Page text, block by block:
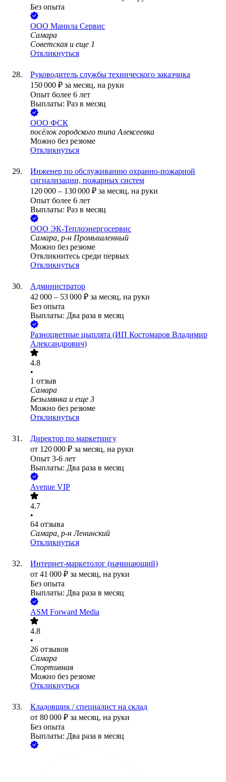
Без опыта
ООО Манила Сервис
Самара
Советская и еще 1
Откликнуться
Руководитель службы технического заказчика
150 000 ₽ за месяц, на руки
Опыт более 6 лет
Выплаты: Раз в месяц
ООО ФСК
посёлок городского типа Алексеевка
Можно без резюме
Откликнуться
Инженер по обслуживанию охранно-пожарной
сигнализации, пожарных систем
120 000 – 130 000 ₽ за месяц, на руки
Опыт более 6 лет
Выплаты: Раз в месяц
ООО ЭК-Теплоэнергосервис
Самара, р-н Промышленный
Можно без резюме
Откликнитесь среди первых
Откликнуться
Администратор
42 000 – 53 000 ₽ за месяц, на руки
Без опыта
Выплаты: Два раза в месяц
Разноцветные цыплята (ИП Костомаров Владимир
Александрович)
4.8
•
1 отзыв
Самара
Безымянка и еще 3
Можно без резюме
Откликнуться
Директор по маркетингу
от 120 000 ₽ за месяц, на руки
Опыт 3-6 лет
Выплаты: Два раза в месяц
Avenue VIP
4.7
•
64 отзыва
Самара, р-н Ленинский
Откликнуться
Интернет-маркетолог (начинающий)
от 41 000 ₽ за месяц, на руки
Без опыта
Выплаты: Два раза в месяц
ASM Forward Media
4.8
•
26 отзывов
Самара
Спортивная
Можно без резюме
Откликнуться
Кладовщик / специалист на склад
от 80 000 ₽ за месяц, на руки
Без опыта
Выплаты: Два раза в месяц